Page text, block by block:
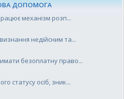
ДОПОМОГА
механізм розп...
недійсним та...
безоплатну право...
статусу осіб, зник...